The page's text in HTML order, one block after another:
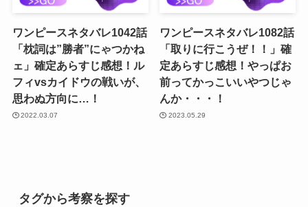
ワンピースネタバレ1042話
「枕詞は”勝者”にゃつかね
ェ」確定あらすじ感想！ル
フィvsカイドウの戦いが、
思わぬ方向に…！
2022.03.07
ワンピースネタバレ1082話
「取りに行こうぜ！！」確
定あらすじ感想！やっぱお
前ってかっこいいやつじゃ
んか・・・！
2023.05.29
タグから考察を探す